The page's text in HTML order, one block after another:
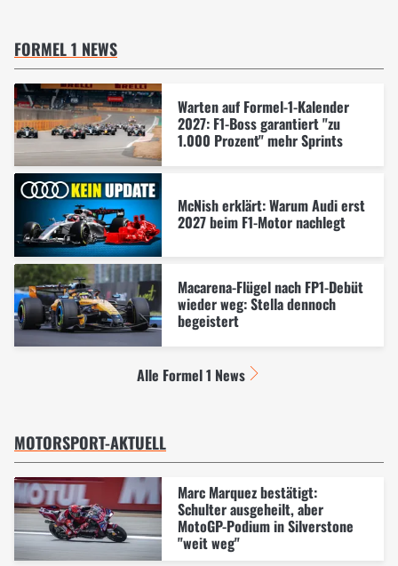
FORMEL 1 NEWS
Warten auf Formel-1-Kalender
2027: F1-Boss garantiert "zu
1.000 Prozent" mehr Sprints
McNish erklärt: Warum Audi erst
2027 beim F1-Motor nachlegt
Macarena-Flügel nach FP1-Debüt
wieder weg: Stella dennoch
begeistert
Alle Formel 1 News
MOTORSPORT-AKTUELL
Marc Marquez bestätigt:
Schulter ausgeheilt, aber
MotoGP-Podium in Silverstone
"weit weg"